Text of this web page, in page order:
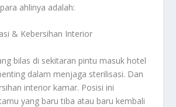
ahlinya adalah:
& Kebersihan Interior
bilas di sekitaran pintu masuk hotel
dalam menjaga sterilisasi. Dan
interior kamar. Posisi ini
yang baru tiba atau baru kembali